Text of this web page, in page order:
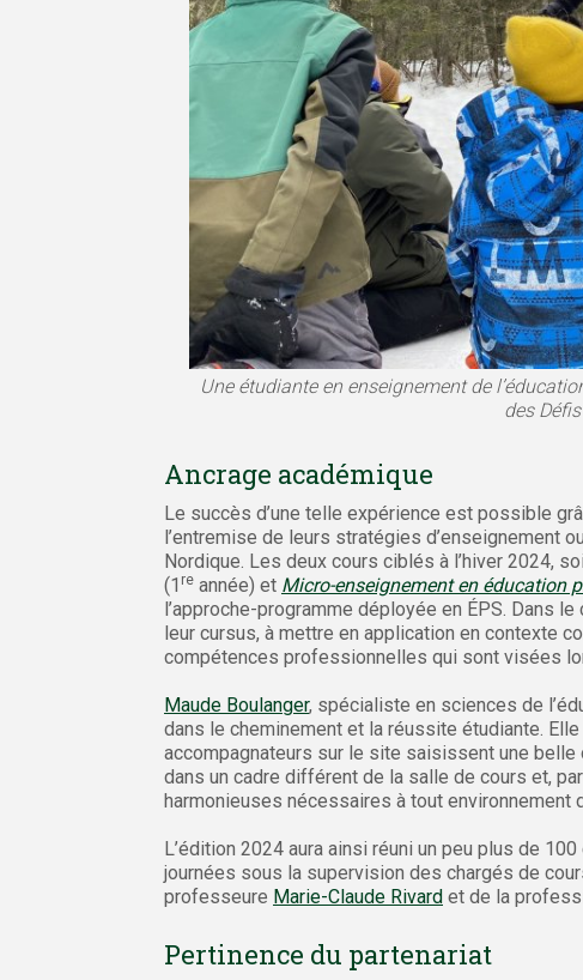
Une étudiante en enseignement de
des
Ancrage académique
Le succès d’une telle expérience est possible
l’entremise de leurs stratégies d’enseignement
Nordique. Les deux cours ciblés à l’hiver 2024,
(1 re année) et Micro-enseignement en éducation
l’approche-programme déployée en ÉPS. Dans
leur cursus, à mettre en application en contexte
compétences professionnelles qui sont visées
Maude Boulanger, spécialiste en sciences de
dans le cheminement et la réussite étudiante.
accompagnateurs sur le site saisissent une belle
dans un cadre différent de la salle de cours et,
harmonieuses nécessaires à tout environnement
L’édition 2024 aura ainsi réuni un peu plus de
journées sous la supervision des chargés de
professeure Marie-Claude Rivard et de la
Pertinence du partenariat